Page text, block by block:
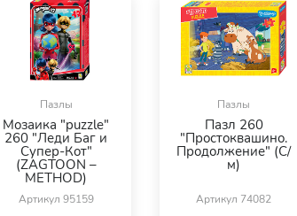
Пазлы
Мозаика "puzzle"
260 "Леди Баг и
Супер-Кот"
(ZAGTOON –
METHOD)
Артикул 95159
Пазлы
Пазл 260
"Простоквашино.
Продолжение" (С/
м)
Артикул 74082